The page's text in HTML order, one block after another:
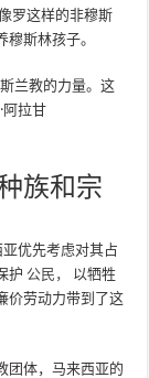
罗这样的非穆斯
斯林孩子。
兰教的力量。这
阿拉甘
族和宗
优先考虑对其占
护 公民， 以牺牲
价劳动力带到了这
团体，马来西亚的